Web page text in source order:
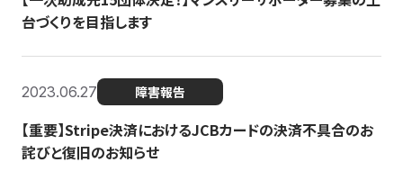
台づくりを目指します
2023.06.27 障害報告
【重要】Stripe決済におけるJCBカードの決済不具合のお
詫びと復旧のお知らせ